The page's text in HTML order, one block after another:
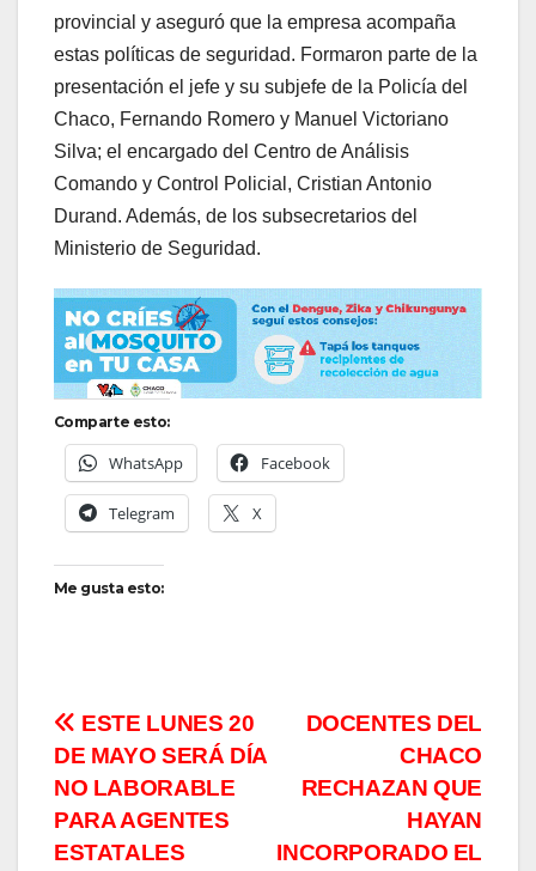
provincial y aseguró que la empresa acompaña
estas políticas de seguridad. Formaron parte de la
presentación el jefe y su subjefe de la Policía del
Chaco, Fernando Romero y Manuel Victoriano
Silva; el encargado del Centro de Análisis
Comando y Control Policial, Cristian Antonio
Durand. Además, de los subsecretarios del
Ministerio de Seguridad.
Comparte esto:
WhatsApp Facebook
Telegram X
Me gusta esto:
Navegación
de
entradas
DOCENTES DEL
CHACO
RECHAZAN QUE
HAYAN
INCORPORADO EL
ESTE LUNES 20
DE MAYO SERÁ DÍA
NO LABORABLE
PARA AGENTES
ESTATALES